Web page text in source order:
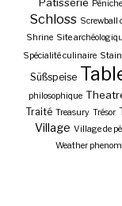
Pâtisserie Péniche
Schloss Screwball
Shrine Site
Spécialité culinaire
Süßspeise
philosophique
Traité Treasury Trésor
Village Village de
Weather